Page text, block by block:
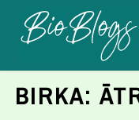
BIRKA: